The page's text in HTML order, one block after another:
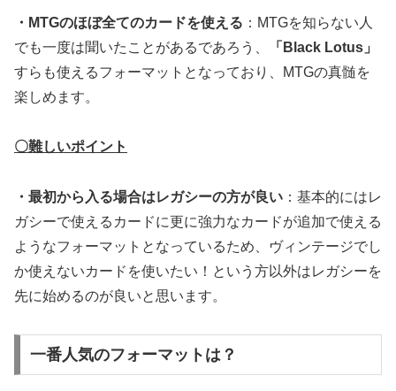
・MTGのほぼ全てのカードを使える ：MTGを知らない人
でも一度は聞いたことがあるであろう、
「Black Lotus」
すらも使えるフォーマットとなっており、MTGの真髄を
楽しめます。
〇難しいポイント
・最初から入る場合はレガシーの方が良い ：基本的にはレ
ガシーで使えるカードに更に強力なカードが追加で使える
ようなフォーマットとなっているため、ヴィンテージでし
か使えないカードを使いたい！という方以外はレガシーを
先に始めるのが良いと思います。
一番人気のフォーマットは？